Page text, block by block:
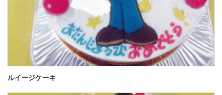
ルイージケーキ